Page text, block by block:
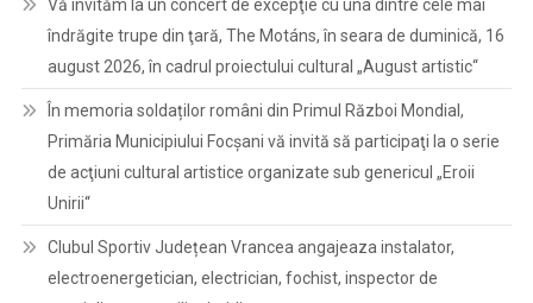
Vă invităm la un concert de excepţie cu una dintre cele mai
îndrăgite trupe din ţară, The Motáns, în seara de duminică, 16
august 2026, în cadrul proiectului cultural „August artistic“
În memoria soldaților români din Primul Război Mondial,
Primăria Municipiului Focșani vă invită să participaţi la o serie
de acţiuni cultural artistice organizate sub genericul „Eroii
Unirii“
Clubul Sportiv Județean Vrancea angajeaza instalator,
electroenergetician, electrician, fochist, inspector de